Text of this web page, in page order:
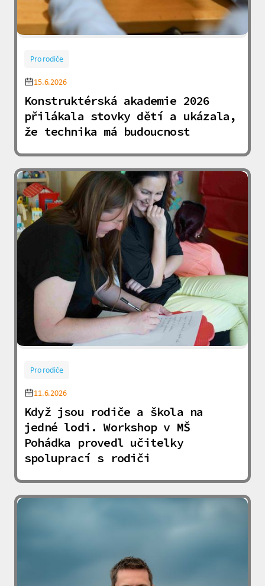
Pro rodiče
15.6.2026
Konstruktérská akademie 2026
přilákala stovky dětí a ukázala,
že technika má budoucnost
Pro rodiče
11.6.2026
Když jsou rodiče a škola na
jedné lodi. Workshop v MŠ
Pohádka provedl učitelky
spoluprací s rodiči